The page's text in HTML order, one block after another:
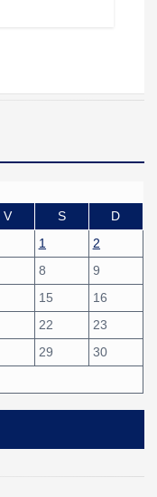
V S
D
1
2
8
9
15
16
22
23
29
30